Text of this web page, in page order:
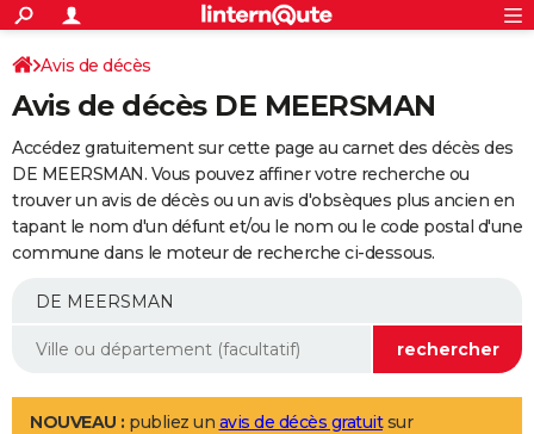
ACTUALITÉS
Politique
Société
Faits Divers
Education
Monde
Villes
+
SPORT
Coupe du monde 2026
Football
Tennis
Cyclisme
Rugby
Forum
Programme TV
TNT
Streaming
Cinéma
Sorties cinéma
Musique
+
FINANCE
Retraite
Epargne
Immobilier
Risques naturels par ville
Assurance
AUTO
Essais
Réserver un essai
Citadines
Berlines
SUV
Forum auto
+
Mobiles
Meilleur smartphone
Internet
Ordinateurs
Jeux vidéo
Guide high-tech
Aménagement intérieur
LIFESTYLE
Avis de décès
Avis de décès DE MEERSMAN
Accédez gratuitement sur cette page au carnet des décès des
DE MEERSMAN. Vous pouvez affiner votre recherche ou
trouver un avis de décès ou un avis d'obsèques plus ancien en
tapant le nom d'un défunt et/ou le nom ou le code postal d'une
commune dans le moteur de recherche ci-dessous.
NOUVEAU : publiez un avis de décès gratuitsur